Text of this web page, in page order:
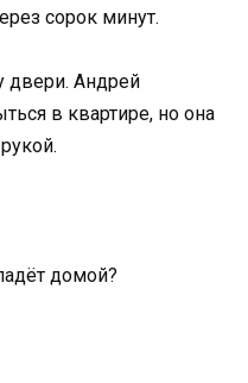
сорок минут.
двери. Андрей
в квартире, но она
домой?